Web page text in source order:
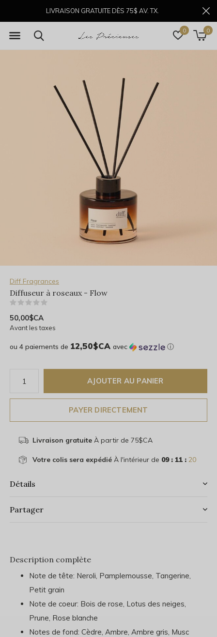
0 0
LIVRAISON GRATUITE DÈS 75$ AV. TX.
Diff Fragrances
Diffuseur à roseaux - Flow
50,00$CA
Avant les taxes
ou 4 paiements de 12,50$CA avec ⓘ
AJOUTER AU PANIER
PAYER DIRECTEMENT
Livraison gratuiteÀ partir de 75$CA
Votre colis sera expédiéÀ l'intérieur de 09 : 11 : 20
Détails
Partager
Description complète
Note de tête: Neroli, Pamplemousse, Tangerine,
Petit grain
Note de coeur: Bois de rose, Lotus des neiges,
Prune, Rose blanche
Notes de fond: Cèdre, Ambre, Ambre gris, Musc